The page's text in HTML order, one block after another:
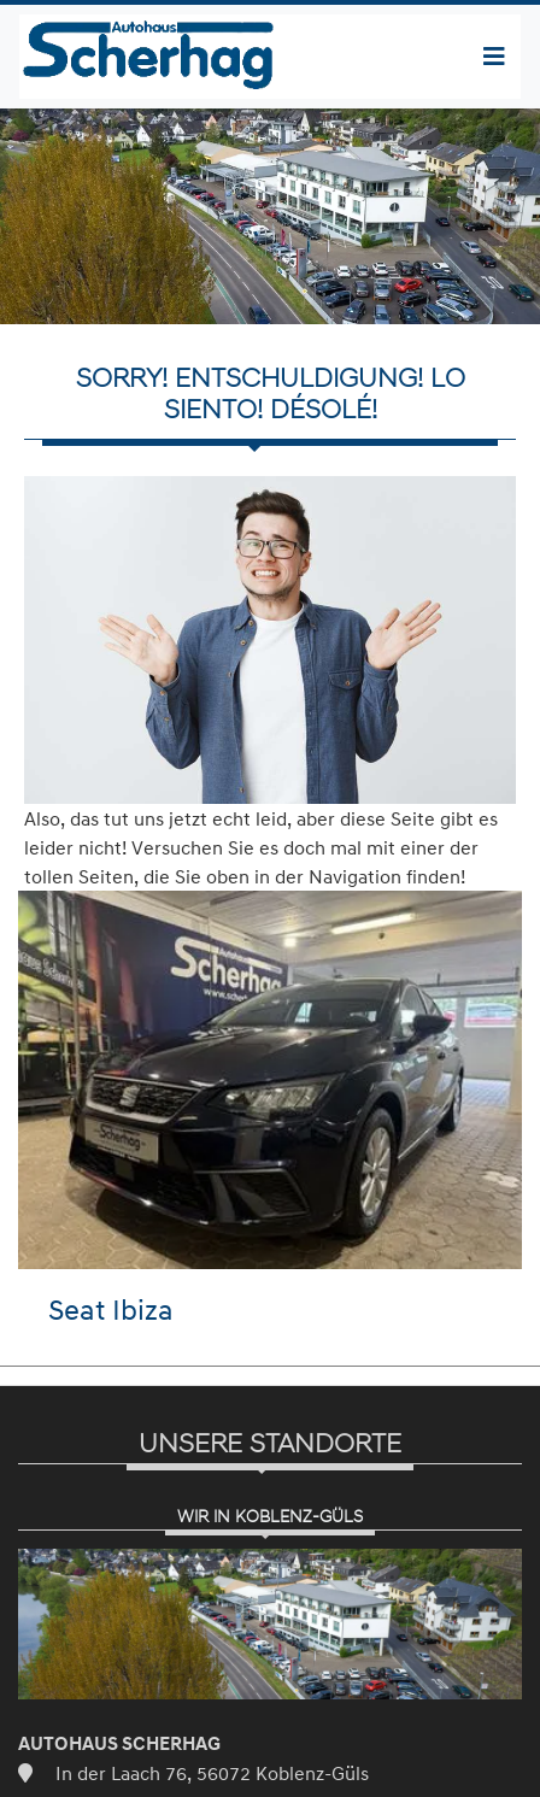
SORRY! ENTSCHULDIGUNG! LO
SIENTO! DÉSOLÉ!
Also, das tut uns jetzt echt leid, aber diese Seite gibt es
leider nicht! Versuchen Sie es doch mal mit einer der
tollen Seiten, die Sie oben in der Navigation finden!
Seat Ibiza
UNSERE STANDORTE
WIR IN KOBLENZ-GÜLS
AUTOHAUS SCHERHAG
In der Laach 76, 56072 Koblenz-Güls